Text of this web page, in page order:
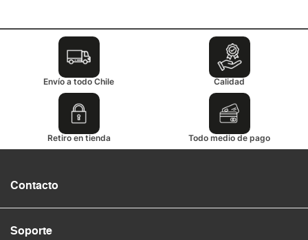
Envío a todo Chile Calidad
Retiro en tienda Todo medio de pago
Contacto
Soporte